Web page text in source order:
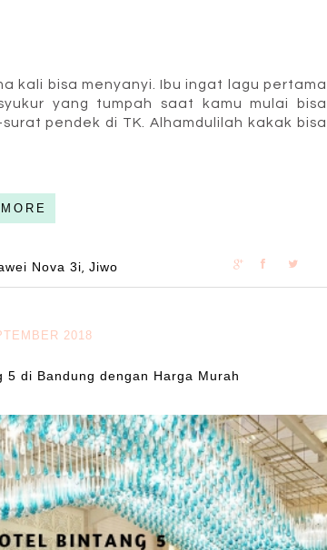
kali bisa menyanyi. Ibu ingat lagu pertama
yang tumpah saat kamu mulai bisa
pendek di TK. Alhamdulilah kakak bisa
Nova 3i ,Jiwo
2018
5 di Bandung dengan Harga Murah